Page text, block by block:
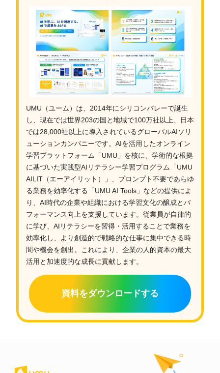
UMU（ユーム）は、2014年にシリコンバレーで誕生
し、現在では世界203の国と地域で100万社以上、日本
では28,000社以上に導入されているグローバルAIソリ
ューションカンパニーです。AIを活用したオンライン
学習プラットフォーム「UMU」を核に、学術的な根拠
に基づいた実践型AIリテラシー学習プログラム「UMU
AILIT（エーアイリット）」、プロンプト不要であらゆ
る業務を効率化する「UMU AI Tools」などの提供によ
り、AI時代の企業や組織における学習文化の醸成とパ
フォーマンス向上を支援しています。従業員が自律的
に学び、AIリテラシーを習得・活用することで業務を
効率化し、より創造的で戦略的な仕事に集中できる時
間や機会を創出。これにより、企業の人的資本の最大
活用と加速度的な成長に貢献します。
資料をダウンロードする